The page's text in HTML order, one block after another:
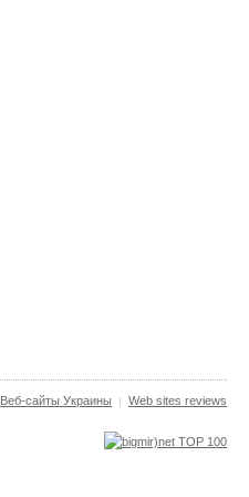
Веб-сайты Украины | Web sites reviews